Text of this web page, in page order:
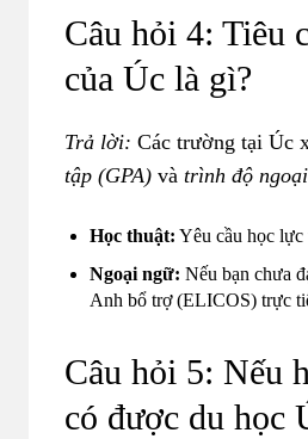
Câu hỏi 4: Tiêu
của Úc là gì?
Trả lời: Các trường tại Úc
tập (GPA) và trình độ
Học thuật: Yêu cầu học
Ngoại ngữ: Nếu bạn chưa
Anh bổ trợ (ELICOS) trực
Câu hỏi 5: Nếu
có được du học